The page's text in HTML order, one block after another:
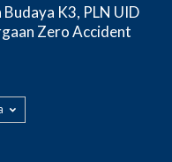
K3, PLN UID
Zero Accident